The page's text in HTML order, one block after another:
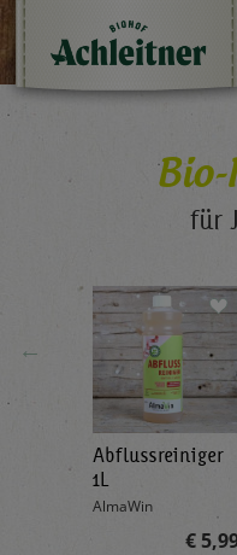
für
←
Abflussreiniger
1L
AlmaWin
€